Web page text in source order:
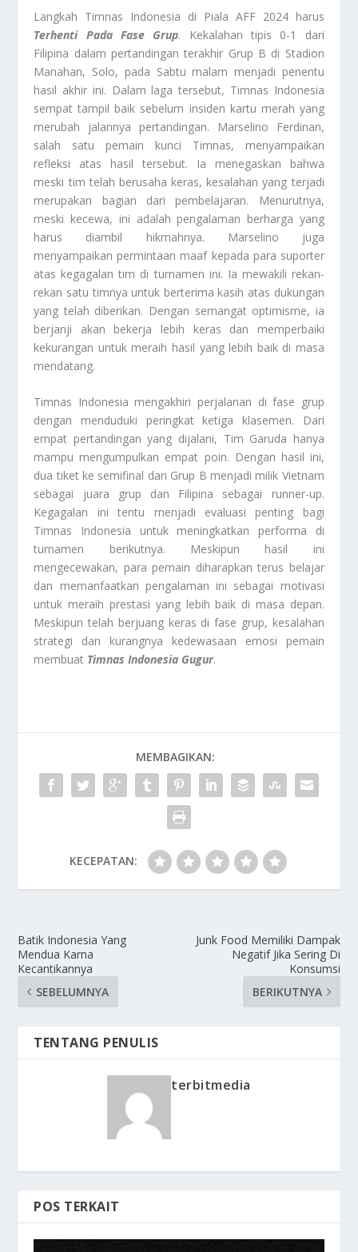
Langkah Timnas Indonesia di Piala AFF 2024 harus
Terhenti Pada Fase Grup. Kekalahan tipis 0-1 dari
Filipina dalam pertandingan terakhir Grup B di Stadion
Manahan, Solo, pada Sabtu malam menjadi penentu
hasil akhir ini. Dalam laga tersebut, Timnas Indonesia
sempat tampil baik sebelum insiden kartu merah yang
merubah jalannya pertandingan. Marselino Ferdinan,
salah satu pemain kunci Timnas, menyampaikan
refleksi atas hasil tersebut. Ia menegaskan bahwa
meski tim telah berusaha keras, kesalahan yang terjadi
merupakan bagian dari pembelajaran. Menurutnya,
meski kecewa, ini adalah pengalaman berharga yang
harus diambil hikmahnya. Marselino juga
menyampaikan permintaan maaf kepada para suporter
atas kegagalan tim di turnamen ini. Ia mewakili rekan-
rekan satu timnya untuk berterima kasih atas dukungan
yang telah diberikan. Dengan semangat optimisme, ia
berjanji akan bekerja lebih keras dan memperbaiki
kekurangan untuk meraih hasil yang lebih baik di masa
mendatang.
Timnas Indonesia mengakhiri perjalanan di fase grup
dengan menduduki peringkat ketiga klasemen. Dari
empat pertandingan yang dijalani, Tim Garuda hanya
mampu mengumpulkan empat poin. Dengan hasil ini,
dua tiket ke semifinal dari Grup B menjadi milik Vietnam
sebagai juara grup dan Filipina sebagai runner-up.
Kegagalan ini tentu menjadi evaluasi penting bagi
Timnas Indonesia untuk meningkatkan performa di
turnamen berikutnya. Meskipun hasil ini
mengecewakan, para pemain diharapkan terus belajar
dan memanfaatkan pengalaman ini sebagai motivasi
untuk meraih prestasi yang lebih baik di masa depan.
Meskipun telah berjuang keras di fase grup, kesalahan
strategi dan kurangnya kedewasaan emosi pemain
membuat Timnas Indonesia Gugur.
MEMBAGIKAN:
KECEPATAN:
Batik Indonesia Yang
Mendua Karna
Kecantikannya
SEBELUMNYA
Junk Food Memiliki Dampak
Negatif Jika Sering Di
Konsumsi
BERIKUTNYA
TENTANG PENULIS
terbitmedia
POS TERKAIT